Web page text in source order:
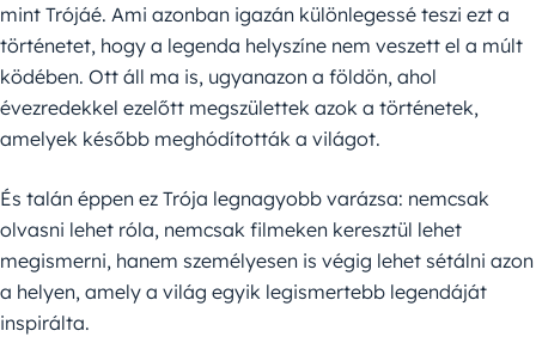
mint Trójáé. Ami azonban igazán különlegessé teszi ezt a
történetet, hogy a legenda helyszíne nem veszett el a múlt
ködében. Ott áll ma is, ugyanazon a földön, ahol
évezredekkel ezelőtt megszülettek azok a történetek,
amelyek később meghódították a világot.
És talán éppen ez Trója legnagyobb varázsa: nemcsak
olvasni lehet róla, nemcsak filmeken keresztül lehet
megismerni, hanem személyesen is végig lehet sétálni azon
a helyen, amely a világ egyik legismertebb legendáját
inspirálta.